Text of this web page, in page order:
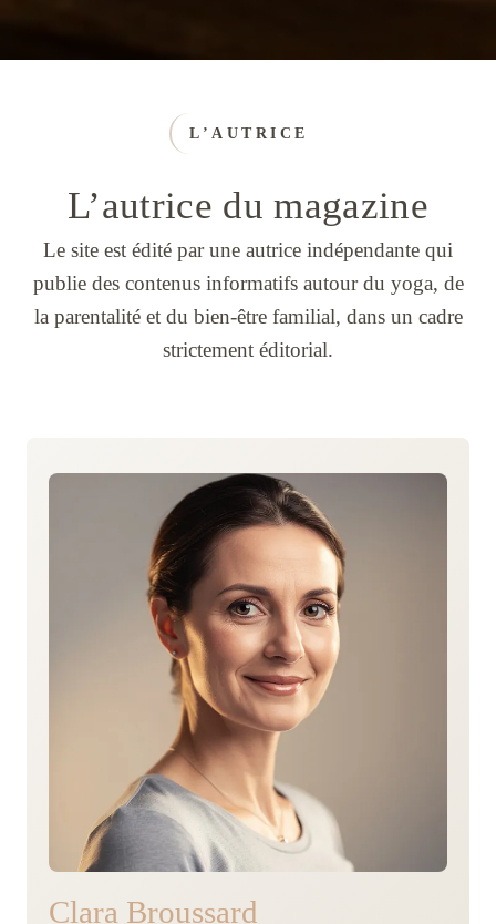
L’AUTRICE
L’autrice du magazine
Le site est édité par une autrice indépendante qui
publie des contenus informatifs autour du yoga, de
la parentalité et du bien-être familial, dans un cadre
strictement éditorial.
Clara Broussard